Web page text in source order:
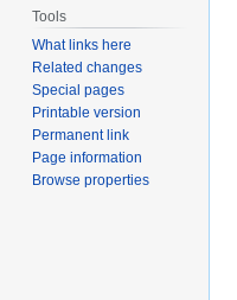
Tools
What links here
Related changes
Special pages
Printable version
Permanent link
Page information
Browse properties